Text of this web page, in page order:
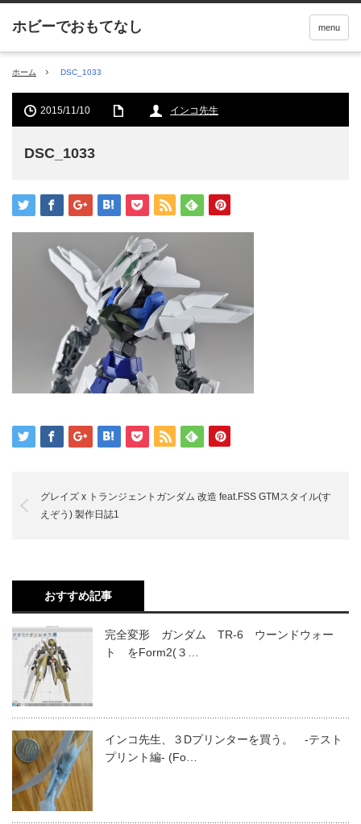
menu
ホーム DSC_1033
2015/11/10 インコ先生
DSC_1033
グレイズ x トランジェントガンダム 改造 feat.FSS GTMスタイル(す
えぞう) 製作日誌1
おすすめ記事
完全変形 ガンダム TR-6 ウーンドウォー
ト をForm2(３…
インコ先生、３Dプリンターを買う。 -テスト
プリント編- (Fo…